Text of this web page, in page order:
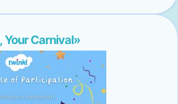
Your Carnival»